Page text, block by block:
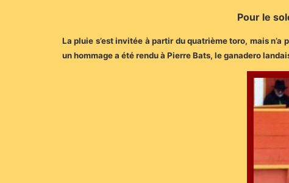
Pour le
La pluie s’est invitée à partir du quatrième toro, mais
un hommage a été rendu à Pierre Bats, le ganadero